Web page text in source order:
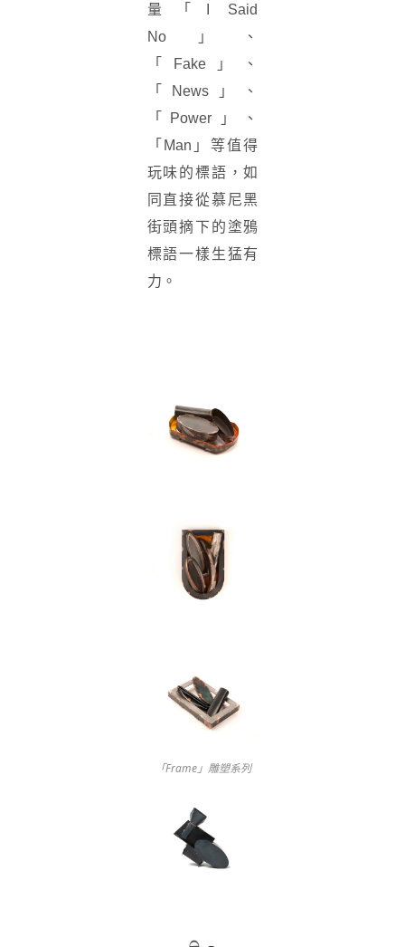
量「I Said
No」、
「Fake」、
「News」、
「Power」、
「Man」等值得
玩味的標語，如
同直接從慕尼黑
街頭摘下的塗鴉
標語一樣生猛有
力。
「Frame」雕塑系列